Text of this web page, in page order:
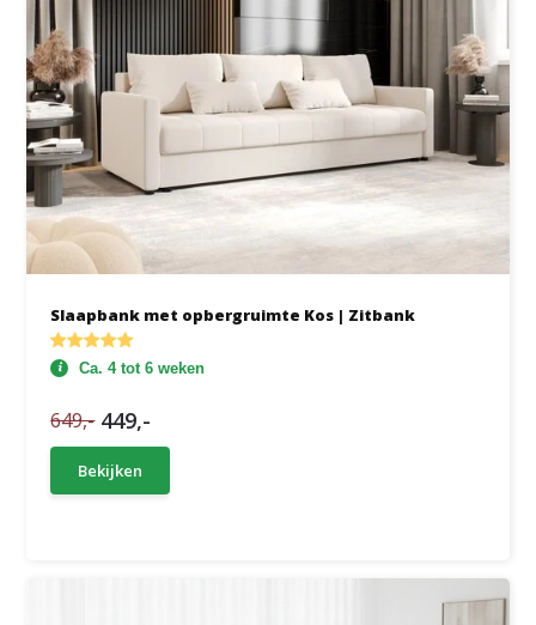
Slaapbank met opbergruimte Kos | Zitbank
Ca. 4 tot 6 weken
649,- 449,-
Bekijken